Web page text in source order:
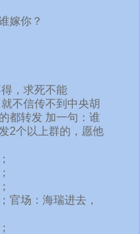
嫁你？
，求死不能
不信传不到中央胡
都转发 加一句：谁
2个以上群的，愿他
官场：海瑞进去，